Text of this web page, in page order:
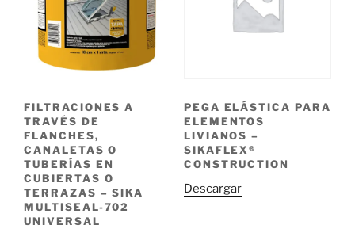
FILTRACIONES A
TRAVÉS DE
FLANCHES,
CANALETAS O
TUBERÍAS EN
CUBIERTAS O
TERRAZAS – SIKA
MULTISEAL-702
UNIVERSAL
PEGA ELÁSTICA PARA
ELEMENTOS
LIVIANOS –
SIKAFLEX®
CONSTRUCTION
Descargar